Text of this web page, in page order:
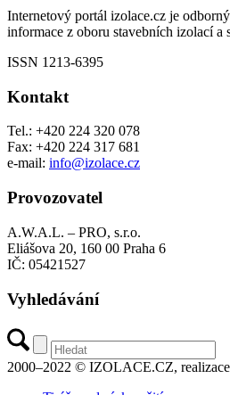
Internetový portál izolace.cz je
informace z oboru stavebních izolací a
ISSN 1213-6395
Kontakt
Tel.: +420 224 320 078
Fax: +420 224 317 681
e-mail: info@izolace.cz
Provozovatel
A.W.A.L. – PRO, s.r.o.
Eliášova 20, 160 00 Praha 6
IČ: 05421527
Vyhledávání
2000–2022 © IZOLACE.CZ,